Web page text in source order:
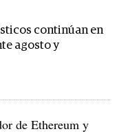
continúan en
agosto y
de Ethereum y